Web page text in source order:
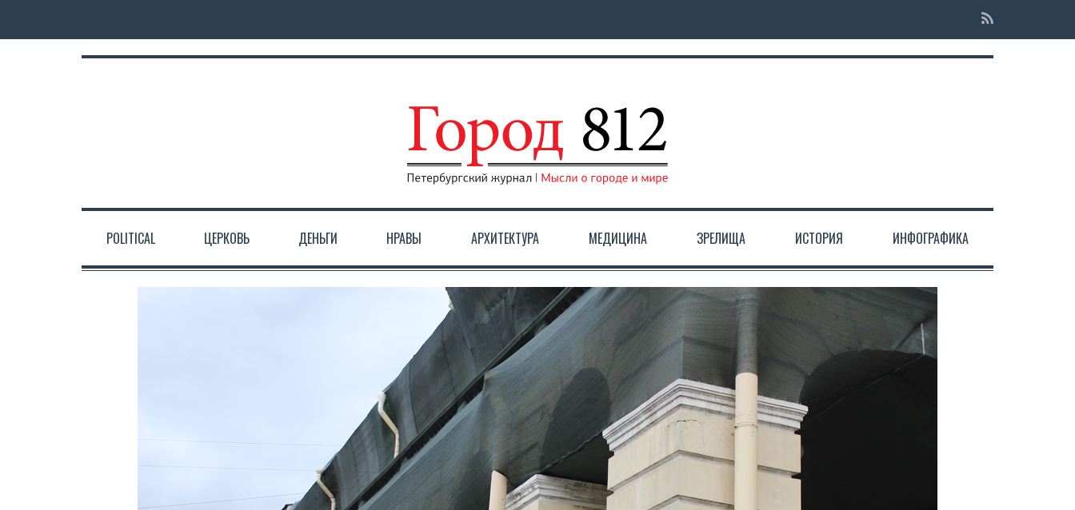
POLITICAL ЦЕРКОВЬ ДЕНЬГИ НРАВЫ АРХИТЕКТУРА МЕДИЦИНА ЗРЕЛИЩА ИСТОРИЯ ИНФОГРАФИКА